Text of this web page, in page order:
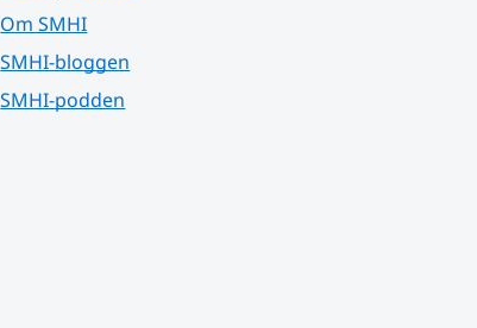
Om SMHI
SMHI-bloggen
SMHI-podden